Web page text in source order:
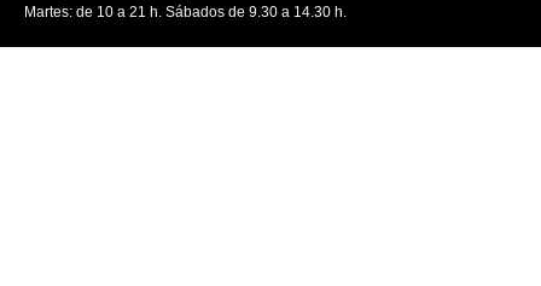
Martes: de 10 a 21 h. Sábados de 9.30 a 14.30 h.